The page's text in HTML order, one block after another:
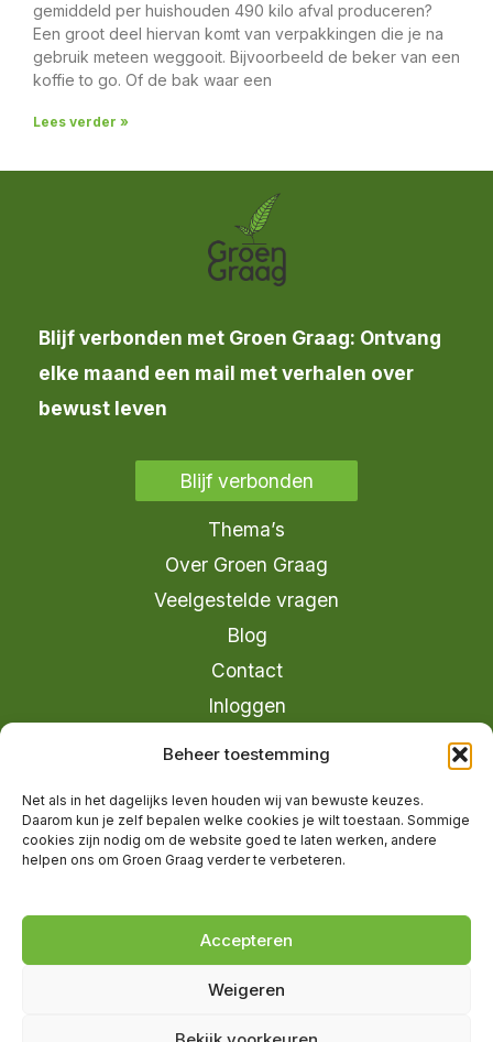
Beheer toestemming
Net als in het dagelijks leven houden wij van bewuste keuzes.
Daarom kun je zelf bepalen welke cookies je wilt toestaan. Sommige
cookies zijn nodig om de website goed te laten werken, andere
helpen ons om Groen Graag verder te verbeteren.
Accepteren
Weigeren
gemiddeld per huishouden 490 kilo afval produceren?
Een groot deel hiervan komt van verpakkingen die je na
gebruik meteen weggooit. Bijvoorbeeld de beker van een
koffie to go. Of de bak waar een
Lees verder »
Blijf verbonden met Groen Graag: Ontvang
elke maand een mail met verhalen over
bewust leven
Blijf verbonden
Thema’s
Over Groen Graag
Veelgestelde vragen
Blog
Contact
Inloggen
info@groengraag.nl
Ervaringen van leden op Trustpilot
Marketing